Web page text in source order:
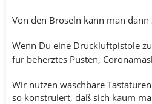
Von den Bröseln kann man dann
Wenn Du eine Druckluftpistole
für beherztes Pusten,
Wir nutzen waschbare
so konstruiert, daß sich kaum